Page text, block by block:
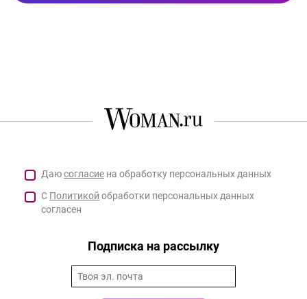
Даюсогласие на обработку персональных данных
С Политикой обработки персональных данных
согласен
Подписка на рассылку